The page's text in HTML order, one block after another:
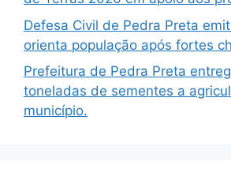
Defesa Civil de Pedra Preta
orienta população após fortes
Prefeitura de Pedra Preta
toneladas de sementes a
município.